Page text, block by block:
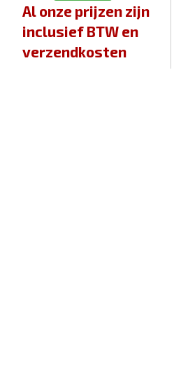
Al onze prijzen zijn
inclusief BTW en
verzendkosten